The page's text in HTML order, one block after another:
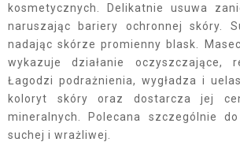
kosmetycznych. Delikatnie usuwa
naruszając bariery ochronnej skóry.
nadając skórze promienny blask.
wykazuje działanie oczyszczające,
Łagodzi podrażnienia, wygładza i
koloryt skóry oraz dostarcza jej
mineralnych. Polecana szczególnie
suchej i wrażliwej.